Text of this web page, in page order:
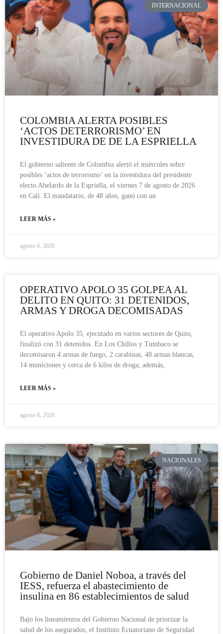
INTERNACIONAL
COLOMBIA ALERTA POSIBLES
‘ACTOS DETERRORISMO’ EN
INVESTIDURA DE DE LA ESPRIELLA
El gobierno saliente de Colombia alertó el miércoles sobre
posibles ‘actos de terrorismo’ en la investidura del presidente
electo Abelardo de la Espriella, el viernes 7 de agosto de 2026
en Cali. El mandatario, de 48 años, ganó con un
LEER MÁS »
agosto 6, 2026
OPERATIVO APOLO 35 GOLPEA AL
DELITO EN QUITO: 31 DETENIDOS,
ARMAS Y DROGA DECOMISADAS
El operativo Apolo 35, ejecutado en varios sectores de Quito,
finalizó con 31 detenidos. En Los Chillos y Tumbaco se
decomisaron 4 armas de fuego, 2 carabinas, 48 armas blancas,
14 municiones y cerca de 6 kilos de droga; además,
LEER MÁS »
agosto 6, 2026
NACIONALES
Gobierno de Daniel Noboa, a través del
IESS, refuerza el abastecimiento de
insulina en 86 establecimientos de salud
Bajo los lineamientos del Gobierno Nacional de priorizar la
salud de los asegurados, el Instituto Ecuatoriano de Seguridad